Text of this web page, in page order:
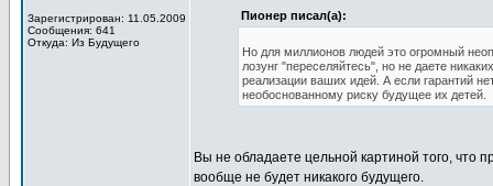
Зарегистрирован: 11.05.2009
Сообщения: 641
Откуда: Из Будущего
Пионер писал(а):
Но для миллионов людей это огромный
лозунг "переселяйтесь", но не даете
реализации ваших идей. А если гарантий
необоснованному риску будущее их детей.
Вы не обладаете цельной картиной того, что
вообще не будет никакого будущего.